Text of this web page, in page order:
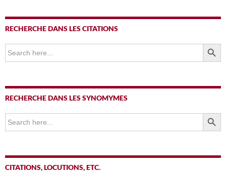
RECHERCHE DANS LES CITATIONS
Search
for:
SEARCH
RECHERCHE DANS LES SYNOMYMES
Search
for:
SEARCH
CITATIONS, LOCUTIONS, ETC.